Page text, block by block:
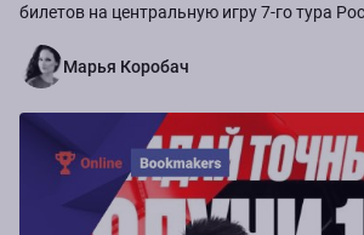
билетов на центральную игру 7-го тура
Марья Коробач